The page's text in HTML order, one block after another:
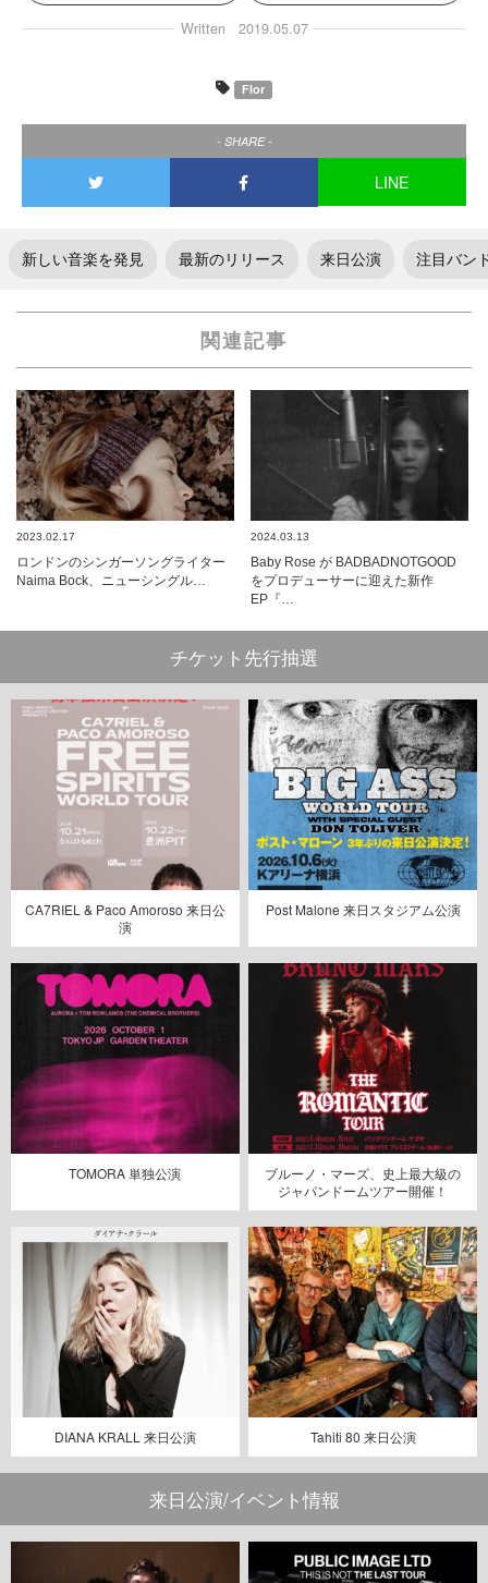
Written 2019.05.07
Flor
- SHARE -
LINE
新しい音楽を発見 最新のリリース 来日公演 注目バン
関連記事
2023.02.17
ロンドンのシンガーソングライター
Naima Bock、ニューシングル…
2024.03.13
Baby Rose が BADBADNOTGOOD
をプロデューサーに迎えた新作
EP『…
チケット先行抽選
CA7RIEL & Paco Amoroso 来日公
演
Post Malone 来日スタジアム公演
TOMORA 単独公演
ブルーノ・マーズ、史上最大級の
ジャパンドームツアー開催！
DIANA KRALL 来日公演 Tahiti 80 来日公演
来日公演/イベント情報